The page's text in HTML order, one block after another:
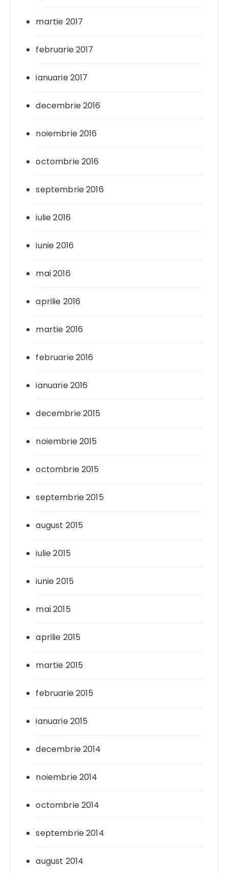
martie 2017
februarie 2017
ianuarie 2017
decembrie 2016
noiembrie 2016
octombrie 2016
septembrie 2016
iulie 2016
iunie 2016
mai 2016
aprilie 2016
martie 2016
februarie 2016
ianuarie 2016
decembrie 2015
noiembrie 2015
octombrie 2015
septembrie 2015
august 2015
iulie 2015
iunie 2015
mai 2015
aprilie 2015
martie 2015
februarie 2015
ianuarie 2015
decembrie 2014
noiembrie 2014
octombrie 2014
septembrie 2014
august 2014